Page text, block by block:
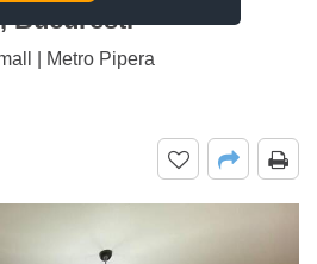
Bucuresti
| Metro Pipera